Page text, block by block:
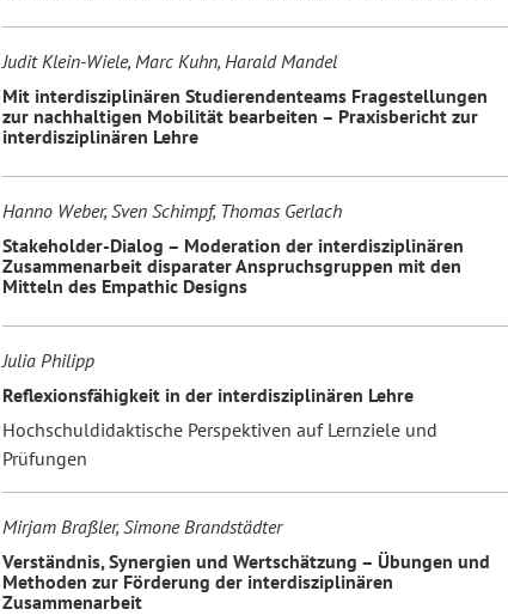
Judit Klein-Wiele, Marc Kuhn, Harald Mandel
Mit interdisziplinären Studierendenteams Fragestellungen
zur nachhaltigen Mobilität bearbeiten – Praxisbericht zur
interdisziplinären Lehre
Hanno Weber, Sven Schimpf, Thomas Gerlach
Stakeholder-Dialog – Moderation der interdisziplinären
Zusammenarbeit disparater Anspruchsgruppen mit den
Mitteln des Empathic Designs
Julia Philipp
Reflexionsfähigkeit in der interdisziplinären Lehre
Hochschuldidaktische Perspektiven auf Lernziele und
Prüfungen
Mirjam Braßler, Simone Brandstädter
Verständnis, Synergien und Wertschätzung – Übungen und
Methoden zur Förderung der interdisziplinären
Zusammenarbeit